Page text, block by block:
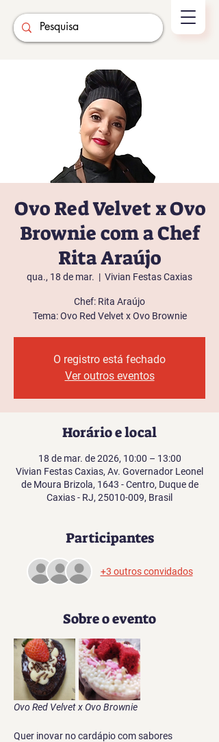
Ovo Red Velvet x Ovo
Brownie com a Chef
Rita Araújo
qua., 18 de mar.
  |
Vivian Festas Caxias
Chef: Rita Araújo
Tema: Ovo Red Velvet x Ovo Brownie
O registro está fechado
Ver outros eventos
Horário e local
18 de mar. de 2026, 10:00 – 13:00
Vivian Festas Caxias, Av. Governador Leonel
de Moura Brizola, 1643 - Centro, Duque de
Caxias - RJ, 25010-009, Brasil
Participantes
+3 outros convidados
Sobre o evento
Ovo Red Velvet x Ovo Brownie
Quer inovar no cardápio com sabores